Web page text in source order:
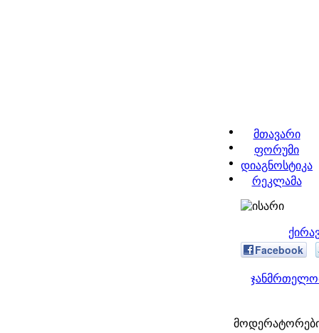
მთავარი
ფორუმი
დიაგნოსტიკა
რეკლამა
Facebook
მოდერატორები: